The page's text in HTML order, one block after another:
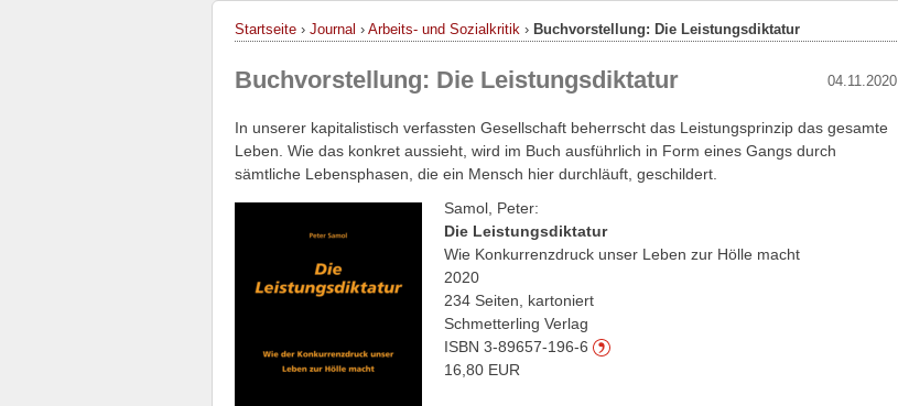
Startseite › Journal › Arbeits- und Sozialkritik › Buchvorstellung: Die Leistungsdiktatur
04.11.2020
Buchvorstellung: Die Leistungsdiktatur
In unserer kapitalistisch verfassten Gesellschaft beherrscht das Leistungsprinzip das gesamte
Leben. Wie das konkret aussieht, wird im Buch ausführlich in Form eines Gangs durch
sämtliche Lebensphasen, die ein Mensch hier durchläuft, geschildert.
Samol, Peter:
Die Leistungsdiktatur
Wie Konkurrenzdruck unser Leben zur Hölle macht
2020
234 Seiten, kartoniert
Schmetterling Verlag
ISBN 3-89657-196-6
16,80 EUR